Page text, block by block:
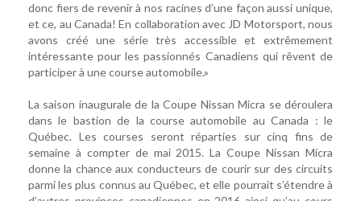
donc fiers de revenir à nos racines d’une façon aussi unique,
et ce, au Canada! En collaboration avec JD Motorsport, nous
avons créé une série très accessible et extrêmement
intéressante pour les passionnés Canadiens qui rêvent de
participer à une course automobile.»
La saison inaugurale de la Coupe Nissan Micra se déroulera
dans le bastion de la course automobile au Canada : le
Québec. Les courses seront réparties sur cinq fins de
semaine à compter de mai 2015. La Coupe Nissan Micra
donne la chance aux conducteurs de courir sur des circuits
parmi les plus connus au Québec, et elle pourrait s’étendre à